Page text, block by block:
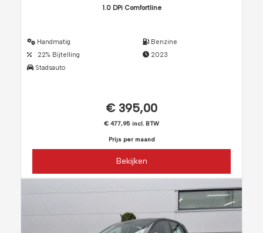
1.0 DPi Comfortline
Handmatig
22% Bijtelling
Stadsauto
Benzine
2023
€ 395,00
€ 477,95 incl. BTW
Prijs per maand
Bekijken